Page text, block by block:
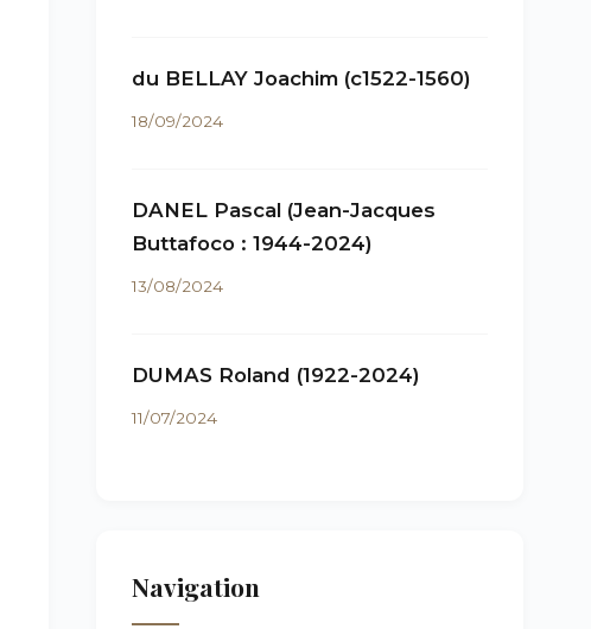
du BELLAY Joachim (c1522-1560)
18/09/2024
DANEL Pascal (Jean-Jacques
Buttafoco : 1944-2024)
13/08/2024
DUMAS Roland (1922-2024)
11/07/2024
Navigation